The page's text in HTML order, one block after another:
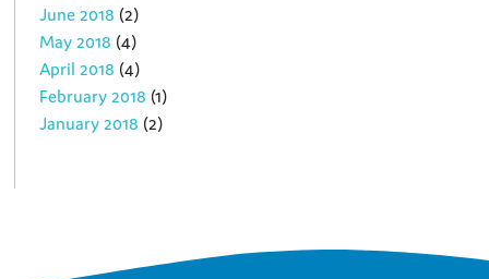
June 2018 (2)
May 2018 (4)
April 2018 (4)
February 2018 (1)
January 2018 (2)